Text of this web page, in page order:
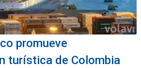
promueve
turística de Colombia